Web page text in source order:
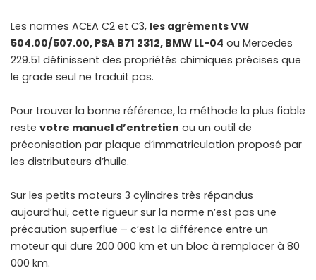
Les normes ACEA C2 et C3, les agréments VW
504.00/507.00, PSA B71 2312, BMW LL-04 ou Mercedes
229.51 définissent des propriétés chimiques précises que
le grade seul ne traduit pas.
Pour trouver la bonne référence, la méthode la plus fiable
reste votre manuel d’entretien ou un outil de
préconisation par plaque d’immatriculation proposé par
les distributeurs d’huile.
Sur les petits moteurs 3 cylindres très répandus
aujourd’hui, cette rigueur sur la norme n’est pas une
précaution superflue – c’est la différence entre un
moteur qui dure 200 000 km et un bloc à remplacer à 80
000 km.